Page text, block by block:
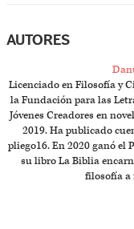
AUTORES
Licenciado en Filosofía y
la Fundación para las
Jóvenes Creadores en
2019. Ha publicado
pliego16. En 2020 ganó el
su libro La Biblia
filosofía a